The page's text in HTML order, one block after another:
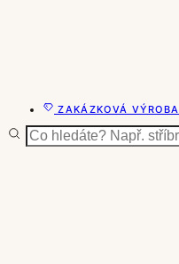
ZAKÁZKOVÁ VÝROBA